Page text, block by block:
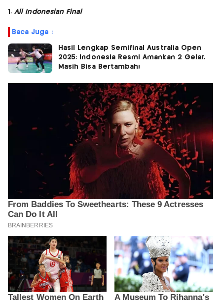
1.All Indonesian Final
Baca Juga :
Hasil Lengkap Semifinal Australia Open
2025: Indonesia Resmi Amankan 2 Gelar,
Masih Bisa Bertambah!